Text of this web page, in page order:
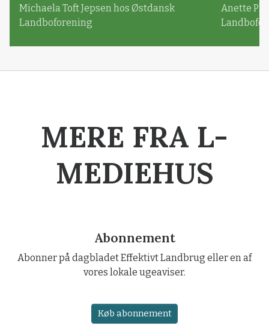
Michaela Toft Jepsen hos Østdansk
Landboforening
Anette
MERE FRA L-
MEDIEHUS
Abonnement
Abonner på dagbladet Effektivt Landbrug eller en af
vores lokale ugeaviser.
Køb abonnement